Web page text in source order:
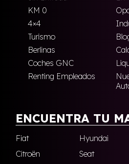
KM 0
4×4
Turismo
Berlinas
Coches GNC
Renting Empleados
ENCUENTRA TU
Fiat Hyundai
Citroën
Seat